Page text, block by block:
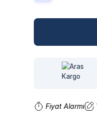
Fiyat Alarmı